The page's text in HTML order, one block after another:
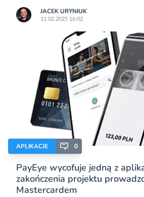
JACEK URYNIUK
11.02.2025 16:02
APLIKACJE 0
PayEye wycofuje jedną z
zakończenia projektu
Mastercardem